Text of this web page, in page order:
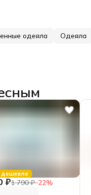
одеяла Одеяла
₽1 790 ₽−22%